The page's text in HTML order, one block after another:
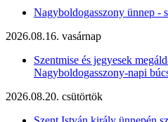
Nagyboldogasszony ünnep -
2026.08.16. vasárnap
Szentmise és jegyesek
Nagyboldogasszony-napi
2026.08.20. csütörtök